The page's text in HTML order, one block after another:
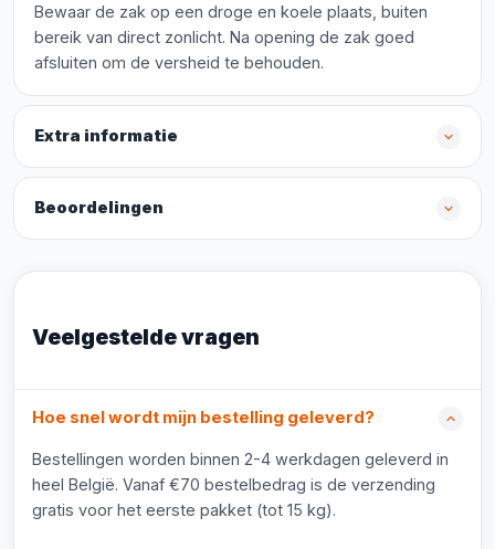
Bewaar de zak op een droge en koele plaats, buiten
bereik van direct zonlicht. Na opening de zak goed
afsluiten om de versheid te behouden.
Extra informatie
Beoordelingen
Veelgestelde vragen
Hoe snel wordt mijn bestelling geleverd?
Bestellingen worden binnen 2-4 werkdagen geleverd in
heel België. Vanaf €70 bestelbedrag is de verzending
gratis voor het eerste pakket (tot 15 kg).